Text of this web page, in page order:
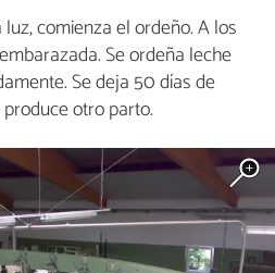
comienza el ordeño. A los
Se ordeña leche
Se deja 50 días de
otro parto.